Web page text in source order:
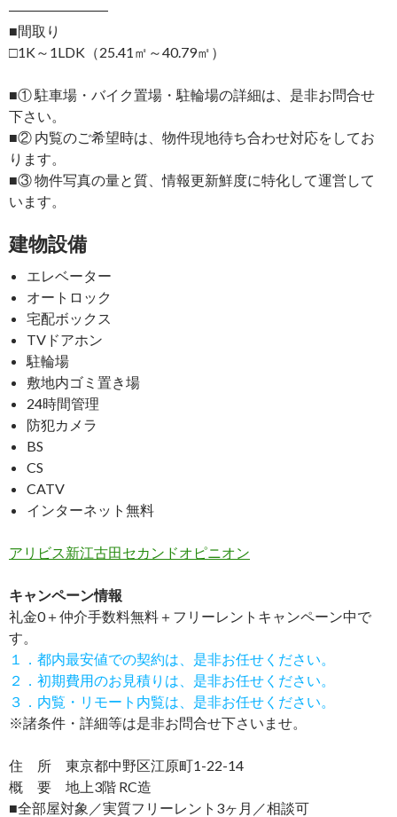
―――――――
■間取り
□1K～1LDK（25.41㎡～40.79㎡）
■① 駐車場・バイク置場・駐輪場の詳細は、是非お問合せ
下さい。
■② 内覧のご希望時は、物件現地待ち合わせ対応をしてお
ります。
■③ 物件写真の量と質、情報更新鮮度に特化して運営して
います。
建物設備
エレベーター
オートロック
宅配ボックス
TVドアホン
駐輪場
敷地内ゴミ置き場
24時間管理
防犯カメラ
BS
CS
CATV
インターネット無料
アリビス新江古田セカンドオピニオン
キャンペーン情報
礼金0＋仲介手数料無料 ＋ フリーレント キャンペーン中で
す。
１．都内最安値での契約は、是非お任せください。
２．初期費用のお見積りは、是非お任せください。
３．内覧・リモート内覧は、是非お任せください。
※諸条件・詳細等は是非お問合せ下さいませ。
住 所 東京都中野区江原町1-22-14
概 要 地上3階 RC造
■全部屋対象／実質フリーレント3ヶ月／相談可